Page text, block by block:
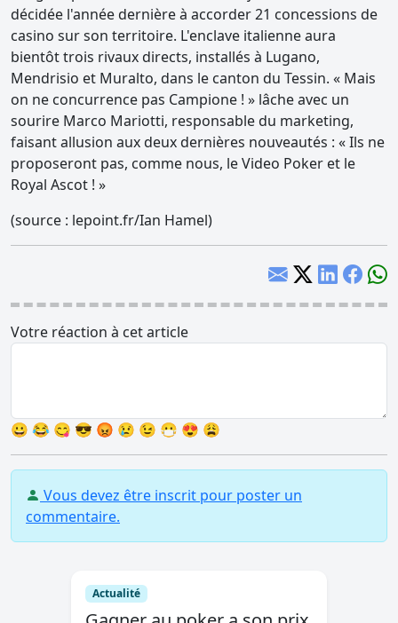
décidée l'année dernière à accorder 21 concessions de
casino sur son territoire. L'enclave italienne aura
bientôt trois rivaux directs, installés à Lugano,
Mendrisio et Muralto, dans le canton du Tessin. « Mais
on ne concurrence pas Campione ! » lâche avec un
sourire Marco Mariotti, responsable du marketing,
faisant allusion aux deux dernières nouveautés : « Ils ne
proposeront pas, comme nous, le Video Poker et le
Royal Ascot ! »
(source : lepoint.fr/Ian Hamel)
Votre réaction à cet article
😀 😂 😋 😎 😡 😢 😉 😷 😍 😩
Vous devez être inscrit pour poster un
commentaire.
Actualité